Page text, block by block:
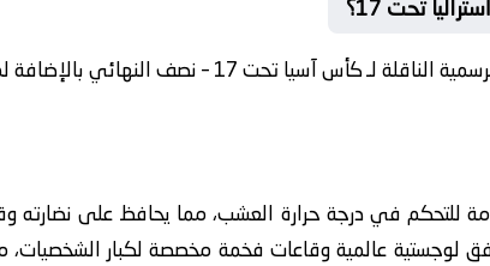
آسيا تحت 17 – نصف النهائي بالإضافة لموقعنا.
تحت 17 تقنيات متقدمة للتحكم في درجة حرارة العشب، مما يحافظ
فنية، يضم ملعب أستراليا تحت 17 مرافق لوجستية عالمية وقاعات فخمة مخصصة